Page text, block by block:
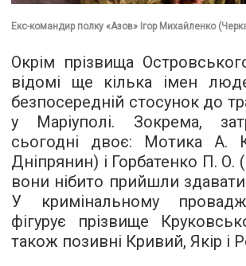
Екс-командир полку «Азов» Ігор Михайленко
Окрім прізвища
відомі ще кілька імен
безпосередній стосунок до
у Маріуполі. Зокрема,
сьогодні двоє: Мотика А.
Дніпрянин) і Горбатенко П. О.
вони нібито прийшли
У кримінальному
фігурує прізвище
також позивні Кривий, Якір і